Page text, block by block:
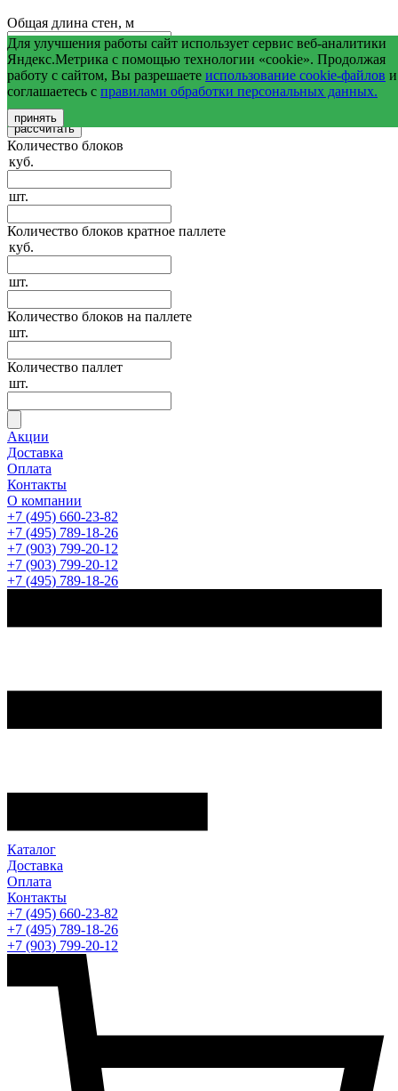
Общая длина стен, м
Средняя высота стен, м
Общая площадь оконных и дверных проемов, м2
Количество блоков
куб.
шт.
Количество блоков кратное паллете
куб.
шт.
Количество блоков на паллете
шт.
Количество паллет
шт.
Акции
Доставка
Оплата
Контакты
О компании
+7 (495) 660-23-82
+7 (495) 789-18-26
+7 (903) 799-20-12
+7 (903) 799-20-12
+7 (495) 789-18-26
Каталог
Доставка
Оплата
Контакты
+7 (495) 660-23-82
+7 (495) 789-18-26
+7 (903) 799-20-12
Для улучшения работы сайт использует сервис веб-аналитики
Яндекс.Метрика с помощью технологии «cookie». Продолжая
работу с сайтом, Вы разрешаете использование cookie-файлов и
соглашаетесь с правилами обработки персональных данных.
принять